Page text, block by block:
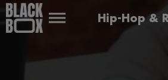
Hip-Hop &